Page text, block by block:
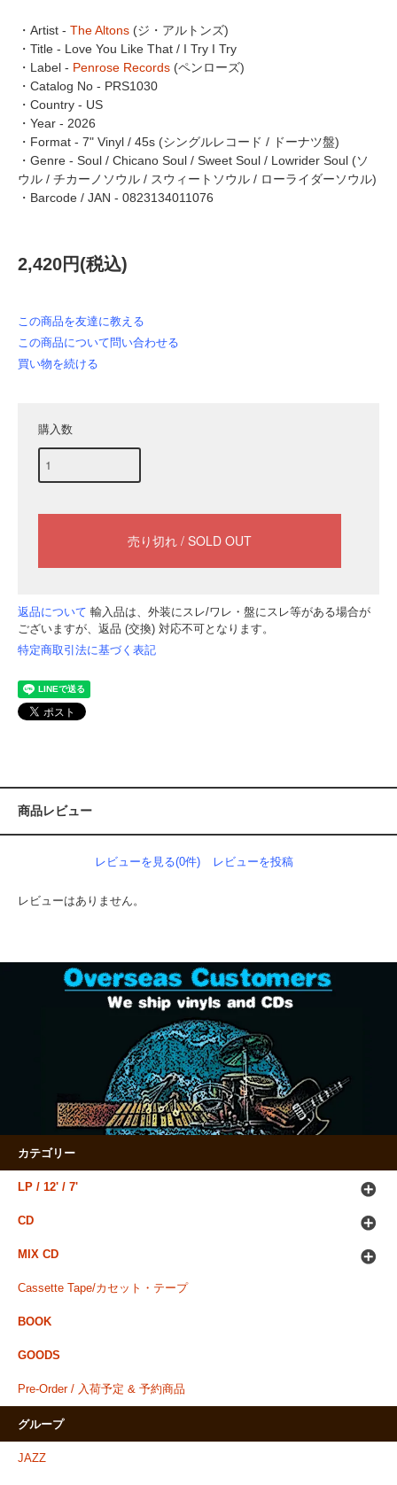
・Artist - The Altons (ジ・アルトンズ)
・Title - Love You Like That / I Try I Try
・Label - Penrose Records (ペンローズ)
・Catalog No - PRS1030
・Country - US
・Year - 2026
・Format - 7" Vinyl / 45s (シングルレコード / ドーナツ盤)
・Genre - Soul / Chicano Soul / Sweet Soul / Lowrider Soul (ソ
ウル / チカーノソウル / スウィートソウル / ローライダーソウル)
・Barcode / JAN - 0823134011076
2,420円(税込)
この商品を友達に教える
この商品について問い合わせる
買い物を続ける
購入数
返品について 輸入品は、外装にスレ/ワレ・盤にスレ等がある場合が
ございますが、返品 (交換) 対応不可となります。
特定商取引法に基づく表記
商品レビュー
レビューを見る(0件) レビューを投稿
レビューはありません。
カテゴリー
LP / 12' / 7'
CD
MIX CD
Cassette Tape/カセット・テープ
BOOK
GOODS
Pre-Order / 入荷予定 & 予約商品
グループ
JAZZ